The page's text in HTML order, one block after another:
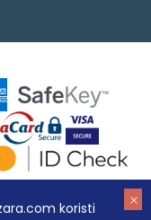
koristi